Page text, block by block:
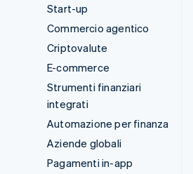
Start-up
Commercio agentico
Criptovalute
E-commerce
Strumenti finanziari
integrati
Automazione per finanza
Aziende globali
Pagamenti in-app